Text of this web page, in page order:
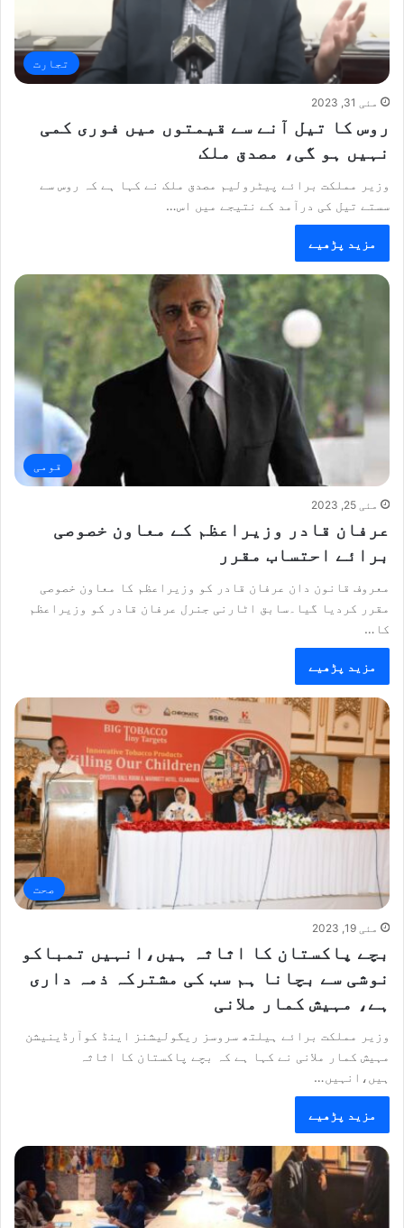
تجارت
مئی 31, 2023
روس کا تیل آنے سے قیمتوں میں فوری کمی
نہیں ہو گی، مصدق ملک
وزیر مملکت برائے پیٹرولیم مصدق ملک نے کہا ہے کہ روس سے
سستے تیل کی درآمد کے نتیجے میں اس…
مزید پڑھیے
قومی
مئی 25, 2023
عرفان قادر وزیراعظم کے معاون خصوصی
برائے احتساب مقرر
معروف قانون دان عرفان قادر کو وزیراعظم کا معاون خصوصی
مقرر کردیا گیا۔سابق اٹارنی جنرل عرفان قادر کو وزیراعظم
کا…
مزید پڑھیے
صحت
مئی 19, 2023
بچے پاکستان کا اثاثہ ہیں،انہیں تمباکو
نوشی سے بچانا ہم سب کی مشترکہ ذمہ داری
ہے، مہیش کمار ملانی
وزیر مملکت برائے ہیلتھ سروسز ریگولیشنز اینڈ کوآرڈینیشن
مہیش کمار ملانی نے کہا ہے کہ بچے پاکستان کا اثاثہ
ہیں،انہیں…
مزید پڑھیے